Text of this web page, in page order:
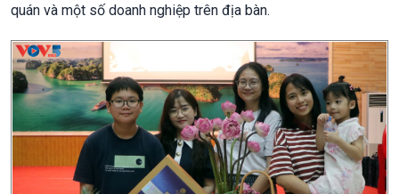
quán và một số doanh nghiệp trên địa bàn.